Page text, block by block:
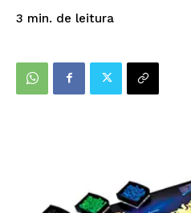
3 min. de leitura